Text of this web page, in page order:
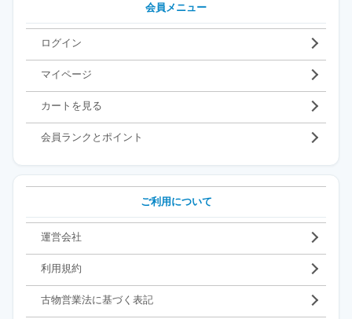
会員メニュー
ログイン
マイページ
カートを見る
会員ランクとポイント
ご利用について
運営会社
利用規約
古物営業法に基づく表記